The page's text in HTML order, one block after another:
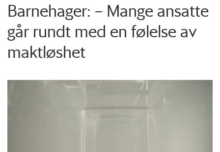
Barnehager: – Mange ansatte
går rundt med en følelse av
maktløshet